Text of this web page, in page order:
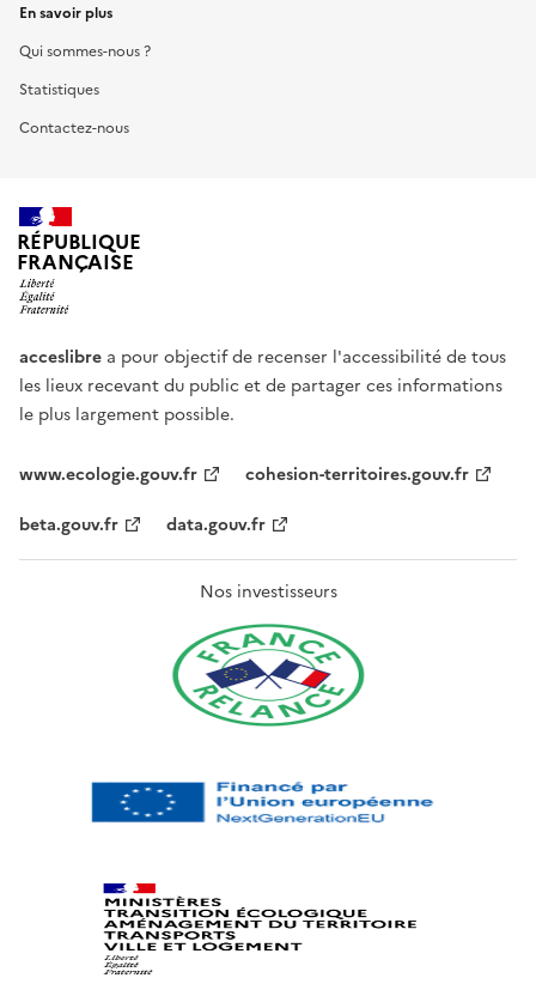
En savoir plus
Qui sommes-nous ?
Statistiques
Contactez-nous
RÉPUBLIQUE
FRANÇAISE
acceslibre a pour objectif de recenser l'accessibilité de tous
les lieux recevant du public et de partager ces informations
le plus largement possible.
www.ecologie.gouv.fr
cohesion-territoires.gouv.fr
beta.gouv.fr
data.gouv.fr
Nos investisseurs